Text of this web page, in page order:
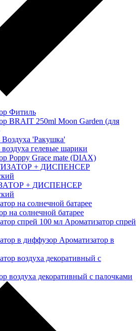
Фитиль
BRAIT 250ml Moon Garden (для
'Ракушка'
гелевые шарики
Poppy Grace mate (DIAX)
+ ДИСПЕНСЕР
на солнечной батарее
Ароматизатор спрей
Ароматизатор в
воздуха декоративный с палочками